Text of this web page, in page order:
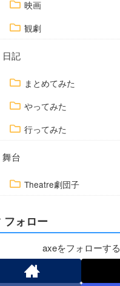
映画
観劇
日記
まとめてみた
やってみた
行ってみた
舞台
Theatre劇団子
フォロー
axeをフォローする